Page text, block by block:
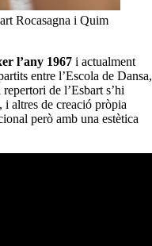
Rocasagna i Quim
l’any 1967 i actualment
entre l’Escola de Dansa,
de l’Esbart s’hi
i altres de creació pròpia
però amb una estètica